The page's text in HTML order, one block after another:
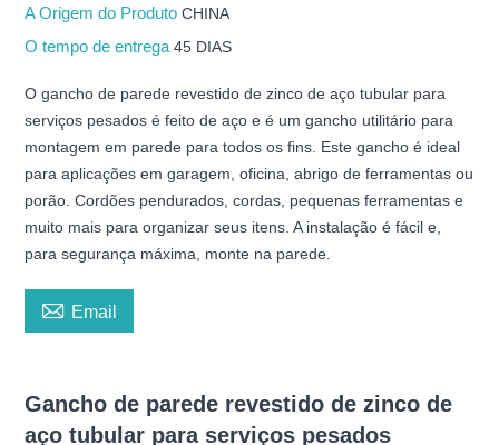
A Origem do ProdutoCHINA
O tempo de entrega45 DIAS
O gancho de parede revestido de zinco de aço tubular para
serviços pesados é feito de aço e é um gancho utilitário para
montagem em parede para todos os fins. Este gancho é ideal
para aplicações em garagem, oficina, abrigo de ferramentas ou
porão. Cordões pendurados, cordas, pequenas ferramentas e
muito mais para organizar seus itens. A instalação é fácil e,
para segurança máxima, monte na parede.
 Email
Gancho de parede revestido de zinco de
aço tubular para serviços pesados